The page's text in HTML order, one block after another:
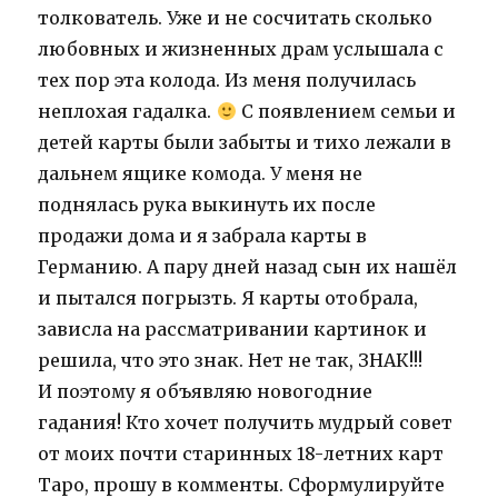
толкователь. Уже и не сосчитать сколько
любовных и жизненных драм услышала с
тех пор эта колода. Из меня получилась
неплохая гадалка.
С появлением семьи и
детей карты были забыты и тихо лежали в
дальнем ящике комода. У меня не
поднялась рука выкинуть их после
продажи дома и я забрала карты в
Германию. А пару дней назад сын их нашёл
и пытался погрызть. Я карты отобрала,
зависла на рассматривании картинок и
решила, что это знак. Нет не так, ЗНАК!!!
И поэтому я объявляю новогодние
гадания! Кто хочет получить мудрый совет
от моих почти старинных 18-летних карт
Таро, прошу в комменты. Сформулируйте